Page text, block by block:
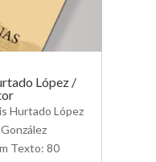
López /
Hurtado López
Texto: 80